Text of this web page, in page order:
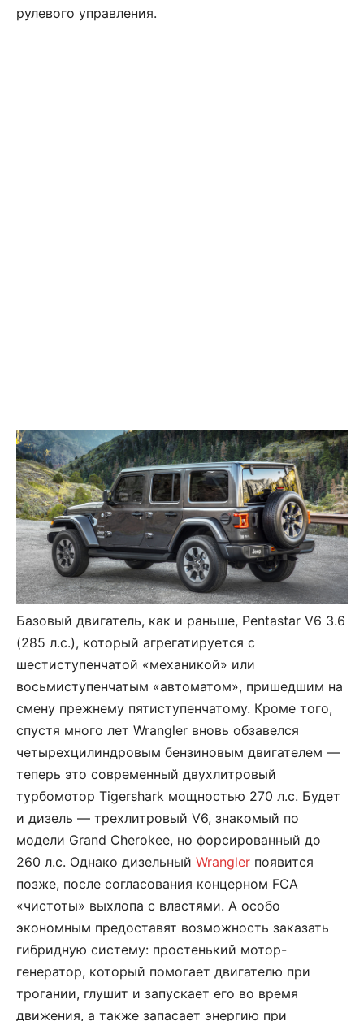
рулевого управления.
Базовый двигатель, как и раньше, Pentastar V6 3.6
(285 л.с.), который агрегатируется с
шестиступенчатой «механикой» или
восьмиступенчатым «автоматом», пришедшим на
смену прежнему пятиступенчатому. Кроме того,
спустя много лет Wrangler вновь обзавелся
четырехцилиндровым бензиновым двигателем —
теперь это современный двухлитровый
турбомотор Tigershark мощностью 270 л.с. Будет
и дизель — трехлитровый V6, знакомый по
модели Grand Cherokee, но форсированный до
260 л.с. Однако дизельный Wrangler появится
позже, после согласования концерном FCA
«чистоты» выхлопа с властями. А особо
экономным предоставят возможность заказать
гибридную систему: простенький мотор-
генератор, который помогает двигателю при
трогании, глушит и запускает его во время
движения, а также запасает энергию при